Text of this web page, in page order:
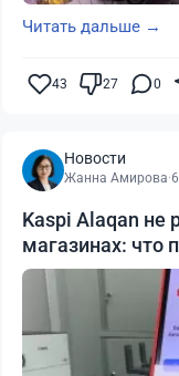
Читать дальше →
43 27 0
Новости
Жанна Амирова·
Kaspi Alaqan не
магазинах: что